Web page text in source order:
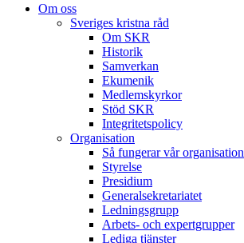
Om oss
Sveriges kristna råd
Om SKR
Historik
Samverkan
Ekumenik
Medlemskyrkor
Stöd SKR
Integritetspolicy
Organisation
Så fungerar vår organisation
Styrelse
Presidium
Generalsekretariatet
Ledningsgrupp
Arbets- och expertgrupper
Lediga tjänster